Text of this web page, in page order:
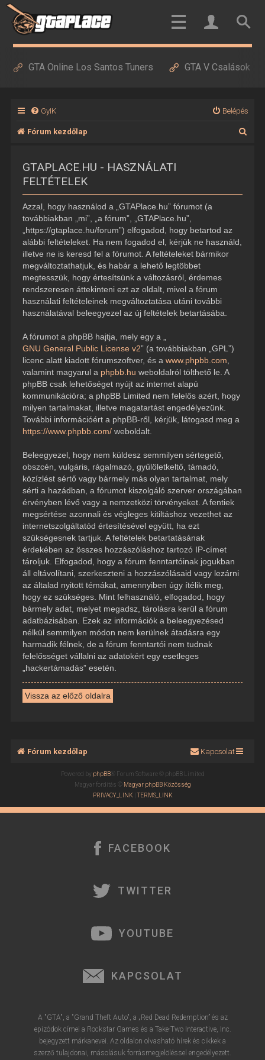
GTA Online Los Santos Tuners GTA V Csalások
GyIK Belépés
Fórum kezdőlap
GTAPLACE.HU - HASZNÁLATI
FELTÉTELEK
Azzal, hogy használod a „GTAPlace.hu” fórumot (a
továbbiakban „mi”, „a fórum”, „GTAPlace.hu”,
„https://gtaplace.hu/forum”) elfogadod, hogy betartod az
alábbi feltételeket. Ha nem fogadod el, kérjük ne használd,
illetve ne is keresd fel a fórumot. A feltételeket bármikor
megváltoztathatjuk, és habár a lehető legtöbbet
megtesszük, hogy értesítsünk a változásról, érdemes
rendszeresen áttekinteni ezt az oldalt, mivel a fórum
használati feltételeinek megváltoztatása utáni további
használatával beleegyezel az új feltételek betartásába.
A fórumot a phpBB hajtja, mely egy a „
GNU General Public License v2” (a továbbiakban „GPL”)
licenc alatt kiadott fórumszoftver, és a www.phpbb.com
valamint magyarul a phpbb.hu weboldalról tölthető le. A
phpBB csak lehetőséget nyújt az internet alapú
kommunikációra; a phpBB Limited nem felelős azért, hogy
milyen tartalmakat, illetve magatartást engedélyezünk.
További információért a phpBB-ről, kérjük, látogasd meg a
https://www.phpbb.com/weboldalt.
Beleegyezel, hogy nem küldesz semmilyen sértegető,
obszcén, vulgáris, rágalmazó, gyűlöletkeltő, támadó,
közízlést sértő vagy bármely más olyan tartalmat, mely
sérti a hazádban, a fórumot kiszolgáló szerver országában
érvényben lévő vagy a nemzetközi törvényeket. A fentiek
megsértése azonnali és végleges kitiltáshoz vezethet az
internetszolgáltatód értesítésével együtt, ha ezt
szükségesnek tartjuk. A feltételek betartatásának
érdekében az összes hozzászóláshoz tartozó IP-címet
tároljuk. Elfogadod, hogy a fórum fenntartóinak jogukban
áll eltávolítani, szerkeszteni a hozzászólásaid vagy lezárni
az általad nyitott témákat, amennyiben úgy ítélik meg,
hogy ez szükséges. Mint felhasználó, elfogadod, hogy
bármely adat, melyet megadsz, tárolásra kerül a fórum
adatbázisában. Ezek az információk a beleegyezésed
nélkül semmilyen módon nem kerülnek átadásra egy
harmadik félnek, de a fórum fenntartói nem tudnak
felelősséget vállalni az adatokért egy esetleges
„hackertámadás” esetén.
Vissza az előző oldalra
Fórum kezdőlap Kapcsolat
Powered by phpBB® Forum Software © phpBB Limited
Magyar fordítás © Magyar phpBB Közösség
PRIVACY_LINK |TERMS_LINK
FACEBOOK
TWITTER
YOUTUBE
KAPCSOLAT
A "GTA", a "Grand Theft Auto", a „Red Dead Redemption” és az
epizódok címei a Rockstar Games és a Take-Two Interactive, Inc.
bejegyzett márkanevei. Az oldalon olvasható hírek és cikkek a
szerző tulajdonai, másolásuk forrásmegjelöléssel engedélyezett.